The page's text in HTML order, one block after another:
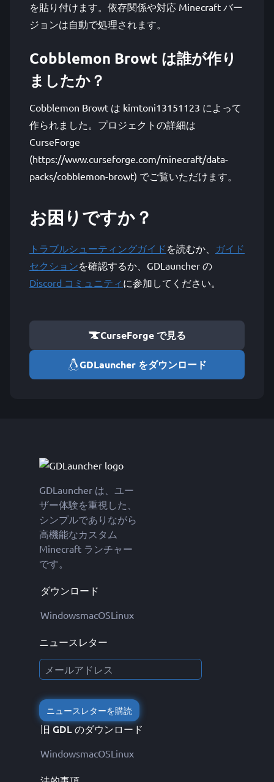
を貼り付けます。依存関係や対応 Minecraft バー
ジョンは自動で処理されます。
Cobblemon Browt は誰が作り
ましたか？
Cobblemon Browt は kimtoni13151123 によって
作られました。プロジェクトの詳細は
CurseForge
(https://www.curseforge.com/minecraft/data-
packs/cobblemon-browt) でご覧いただけます。
お困りですか？
トラブルシューティングガイド を読むか、 ガイド
セクションを確認するか、GDLauncher の
Discord コミュニティ に参加してください。
CurseForge で見る
GDLauncher をダウンロード
GDLauncher は、ユー
ザー体験を重視した、
シンプルでありながら
高機能なカスタム
Minecraft ランチャー
です。
ダウンロード
WindowsmacOSLinux
ニュースレター
ニュースレターを購読
旧 GDL のダウンロード
WindowsmacOSLinux